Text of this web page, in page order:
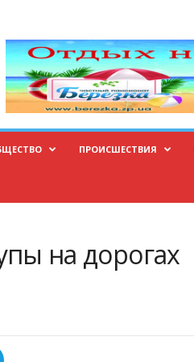
ПРОИСШЕСТВИЯ
на дорогах